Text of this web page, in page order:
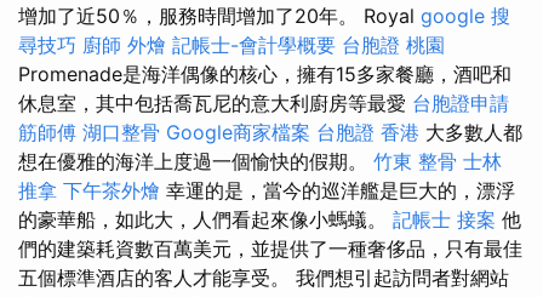
增加了近50％，服務時間增加了20年。 Royal google 搜
尋技巧 廚師 外燴 記帳士-會計學概要 台胞證 桃園
Promenade是海洋偶像的核心，擁有15多家餐廳，酒吧和
休息室，其中包括喬瓦尼的意大利廚房等最愛 台胞證申請
筋師傅 湖口整骨 Google商家檔案 台胞證 香港 大多數人都
想在優雅的海洋上度過一個愉快的假期。 竹東 整骨 士林
推拿 下午茶外燴 幸運的是，當今的巡洋艦是巨大的，漂浮
的豪華船，如此大，人們看起來像小螞蟻。 記帳士 接案 他
們的建築耗資數百萬美元，並提供了一種奢侈品，只有最佳
五個標準酒店的客人才能享受。 我們想引起訪問者對網站